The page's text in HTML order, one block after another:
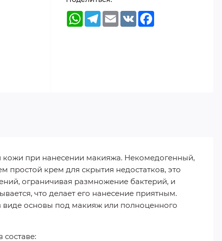
WhatsApp
Telegram
EmailVK
при нанесении макияжа. Некомедогенный,
простой крем для скрытия недостатков, это
ограничивая размножение бактерий, и
что делает его нанесение приятным.
виде основы под макияж или полноценного